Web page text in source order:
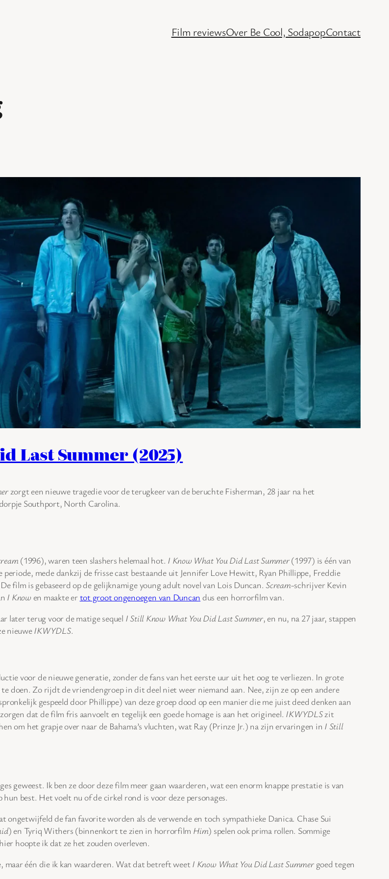
Film reviewsOver Be Cool, SodapopContact
Last Summer (2025)
zorgt een nieuwe tragedie voor de terugkeer van de beruchte Fisherman, 28 jaar na het
Southport, North Carolina.
(1996), waren teen slashers helemaal hot. I Know What You Did Last Summer(1997) is één van
periode, mede dankzij de frisse cast bestaande uit Jennifer Love Hewitt, Ryan Phillippe, Freddie
film is gebaseerd op de gelijknamige young adult novel van Lois Duncan.Scream-schrijver Kevin
I Know en maakte er tot groot ongenoegen van Duncan dus een horrorfilm van.
later terug voor de matige sequel I Still Know What You Did Last Summer, en nu, na 27 jaar, stappen
nieuweIKWYDLS.
voor de nieuwe generatie, zonder de fans van het eerste uur uit het oog te verliezen. In grote
doen. Zo rijdt de vriendengroep in dit deel niet weer niemand aan. Nee, zijn ze op een andere
gespeeld door Phillippe) van deze groep dood op een manier die me juist deed denken aan
dat de film fris aanvoelt en tegelijk een goede homage is aan het origineel. IKWYDLSzit
om het grapje over naar de Bahama’s vluchten, wat Ray (Prinze Jr.) na zijn ervaringen in I Still
geweest. Ik ben ze door deze film meer gaan waarderen, wat een enorm knappe prestatie is van
best. Het voelt nu of de cirkel rond is voor deze personages.
ongetwijfeld de fan favorite worden als de verwende en toch sympathieke Danica. Chase Sui
) en Tyriq Withers (binnenkort te zien in horrorfilm Him) spelen ook prima rollen. Sommige
hoopte ik dat ze het zouden overleven.
maar één die ik kan waarderen. Wat dat betreft weet I Know What You Did Last Summergoed tegen